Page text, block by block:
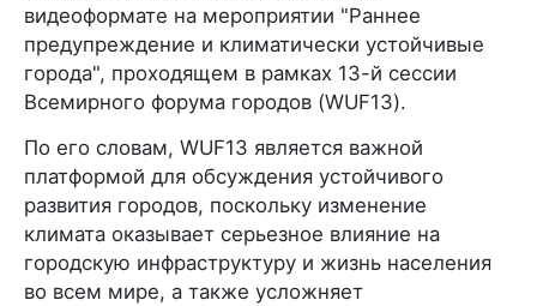
видеоформате на мероприятии "Раннее
предупреждение и климатически устойчивые
города", проходящем в рамках 13-й сессии
Всемирного форума городов (WUF13).
По его словам, WUF13 является важной
платформой для обсуждения устойчивого
развития городов, поскольку изменение
климата оказывает серьезное влияние на
городскую инфраструктуру и жизнь населения
во всем мире, а также усложняет